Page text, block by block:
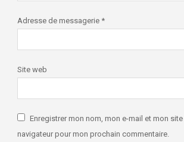
Adresse de messagerie *
Site web
Enregistrer mon nom, mon e-mail et mon
navigateur pour mon prochain commentaire.